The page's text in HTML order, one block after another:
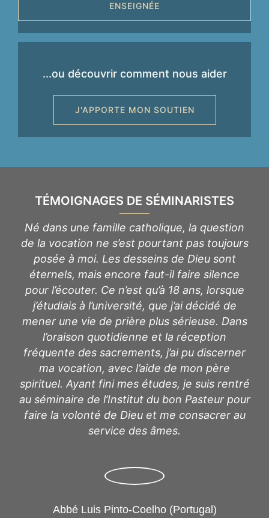
ENSEIGNÉE
...ou découvrir comment nous aider
J'APPORTE MON SOUTIEN
TÉMOIGNAGES DE SÉMINARISTES
Né dans une famille catholique, la question
de la vocation ne s’est pourtant pas toujours
posée à moi. Les desseins de Dieu sont
éternels, mais encore faut-il faire silence
pour l’écouter. Ce n’est qu’à 18 ans, lorsque
j’étudiais à l’université, que j’ai décidé de
mener une vie de prière plus sérieuse. Dans
l’oraison quotidienne et la réception
fréquente des sacrements, j’ai pu discerner
ma vocation, avec l’aide de mon père
spirituel. Ayant fini mes études, je suis rentré
au séminaire de l’Institut du bon Pasteur pour
faire la volonté de Dieu et me consacrer au
service des âmes.
Abbé Luis Pinto-Coelho (Portugal)